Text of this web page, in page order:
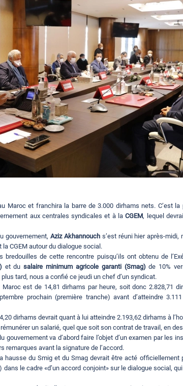
Maroc et franchira la barre de 3.000 dirhams nets. C’est
aux centrales syndicales et à laCGEM, lequel
gouvernement, Aziz Akhannouchs’est réuni hier après-midi,
CGEM autour du dialogue social.
de cette rencontre puisqu’ils ont obtenu de
et dusalaire minimum agricole garanti (Smag) de 10%
tard, nous a confié ce jeudi un chef d’un syndicat.
est de 14,81 dirhams par heure, soit donc 2.828,71
prochain (première tranche) avant d’atteindre
dirhams devrait quant à lui atteindre 2.193,62 dirhams à
un salarié, quel que soit son contrat de travail, en
gouvernement va d’abord faire l’objet d’un examen par les
remarques avant la signature de l’accord.
hausse du Smig et du Smag devrait être acté officiellement
dans le cadre «d’un accord conjoint» sur le dialogue social,